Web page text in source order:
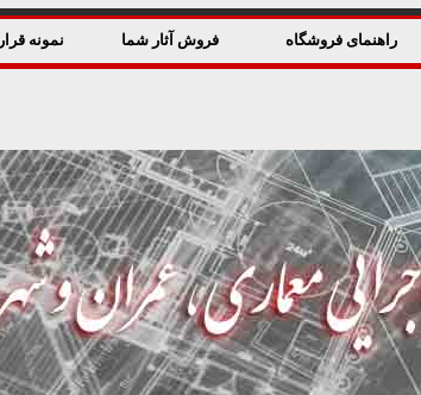
راهنمای فروشگاه فروش آثار شما نمونه